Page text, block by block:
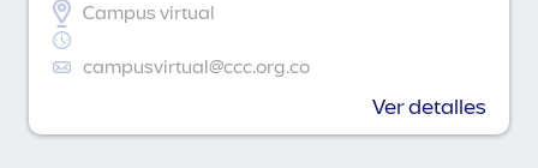
Campus virtual
campusvirtual@ccc.org.co
Ver detalles